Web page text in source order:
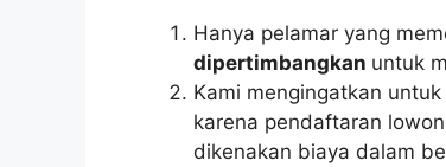
Hanya pelamar yang
dipertimbangkan untuk
Kami mengingatkan
karena pendaftaran
dikenakan biaya dalam